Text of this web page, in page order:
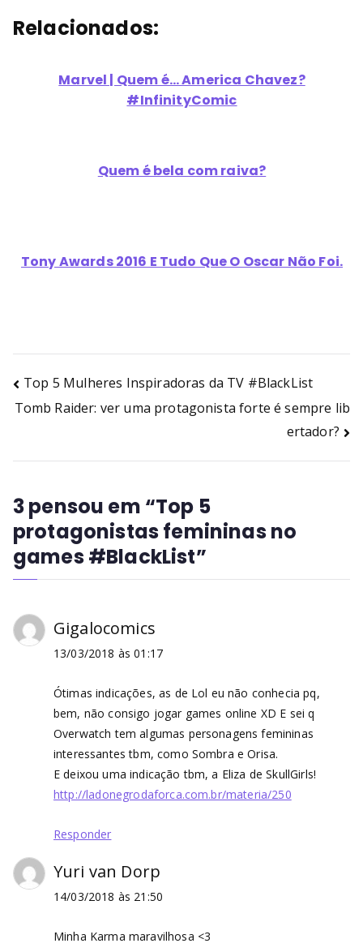
Relacionados:
Marvel | Quem é... America Chavez?
#InfinityComic
Quem é bela com raiva?
Tony Awards 2016 E Tudo Que O Oscar Não Foi.
Top 5 Mulheres Inspiradoras da TV #BlackList
Tomb Raider: ver uma protagonista forte é sempre lib
ertador?
3 pensou em “Top 5
protagonistas femininas no
games #BlackList”
Gigalocomics
13/03/2018 às 01:17
Ótimas indicações, as de Lol eu não conhecia pq,
bem, não consigo jogar games online XD E sei q
Overwatch tem algumas personagens femininas
interessantes tbm, como Sombra e Orisa.
E deixou uma indicação tbm, a Eliza de SkullGirls!
http://ladonegrodaforca.com.br/materia/250
Responder
Yuri van Dorp
14/03/2018 às 21:50
Minha Karma maravilhosa <3